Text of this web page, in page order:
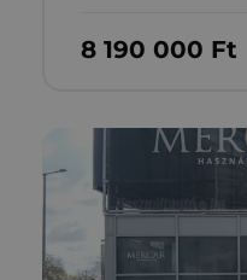
8‏‏‎ ‎190‏‏‎ ‎000 Ft